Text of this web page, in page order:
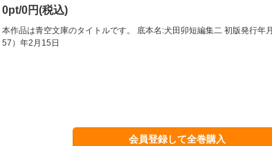
0pt/0円(税込)
本作品は青空文庫のタイトルです。 底本名:犬田卯短編集二 初版発行年
57）年2月15日
会員登録して全巻購入